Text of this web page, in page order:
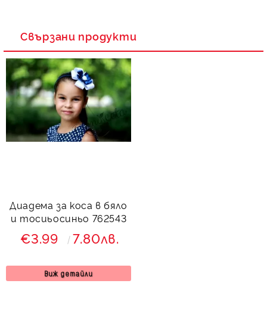
Свързани продукти
Диадема за коса в бяло
и тосиьосиньо 762543
€3.99 7.80лв.
Виж детайли